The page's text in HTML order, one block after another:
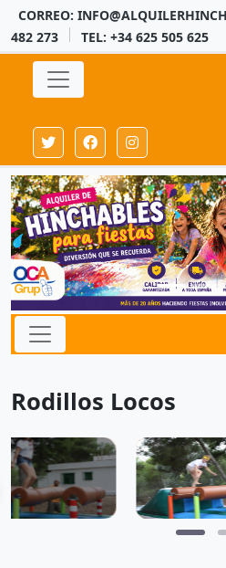
CORREO:
482 273
TEL: +34 625 505 625
Rodillos Locos